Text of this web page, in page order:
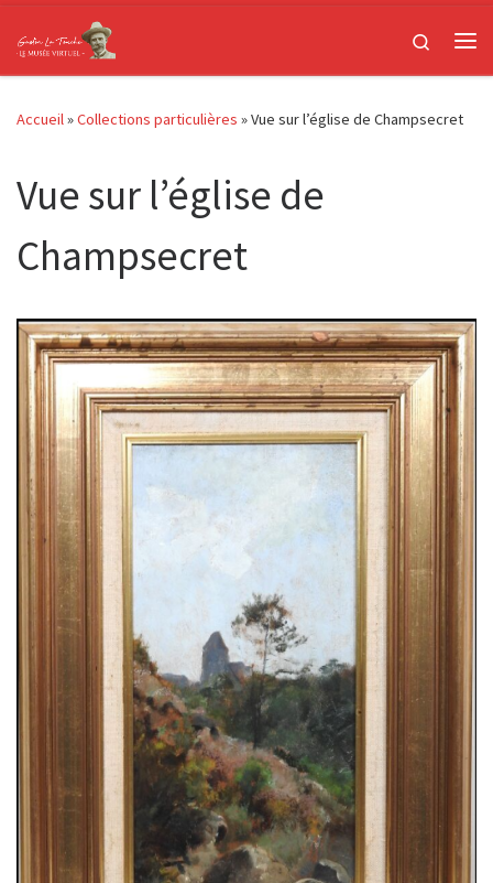
Passer au contenu
Search
Accueil»Collections particulières »Vue sur l’église de Champsecret
Vue sur l’église de
Champsecret